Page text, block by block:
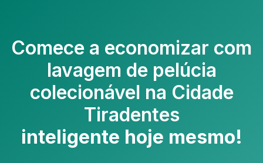
Comece a economizar com
lavagem de pelúcia
colecionável na Cidade
Tiradentes
inteligente hoje mesmo!